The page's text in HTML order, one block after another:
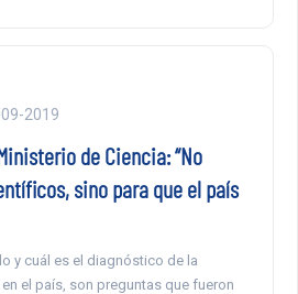
2019
de Ciencia: “No
sino para que el país
y cuál es el diagnóstico de la
el país, son preguntas que fueron